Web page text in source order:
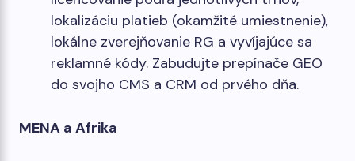
lokalizáciu platieb (okamžité umiestnenie),
lokálne zverejňovanie RG a vyvíjajúce sa
reklamné kódy. Zabudujte prepínače GEO
do svojho CMS a CRM od prvého dňa.
MENA a Afrika